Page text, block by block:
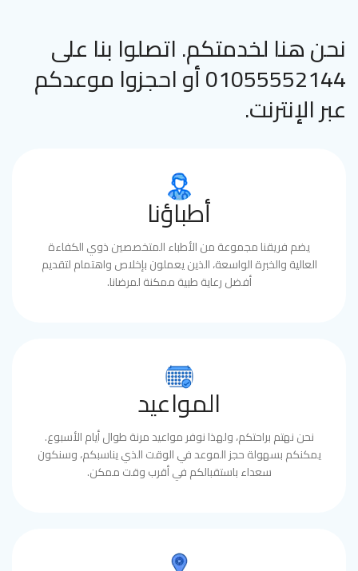
نحن هنا لخدمتكم. اتصلوا بنا على
01055552144 أو احجزوا موعدكم
عبر الإنترنت.
أطباؤنا
يضم فريقنا مجموعة من الأطباء المتخصصين ذوي الكفاءة
العالية والخبرة الواسعة، الذين يعملون بإخلاص واهتمام لتقديم
أفضل رعاية طبية ممكنة لمرضانا.
المواعيد
نحن نهتم براحتكم، ولهذا نوفر مواعيد مرنة طوال أيام الأسبوع.
يمكنكم بسهولة حجز الموعد في الوقت الذي يناسبكم، وسنكون
سعداء باستقبالكم في أقرب وقت ممكن.